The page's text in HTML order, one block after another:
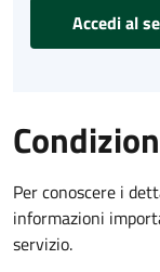
Accedi al
Per conoscere i
informazioni
servizio.